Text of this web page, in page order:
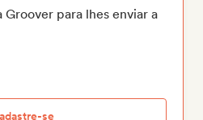
Groover para lhes enviar a
se